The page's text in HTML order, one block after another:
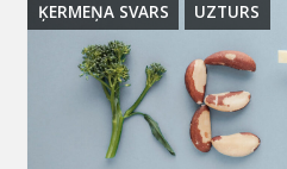
ĶERMEŅA SVARS UZTURS